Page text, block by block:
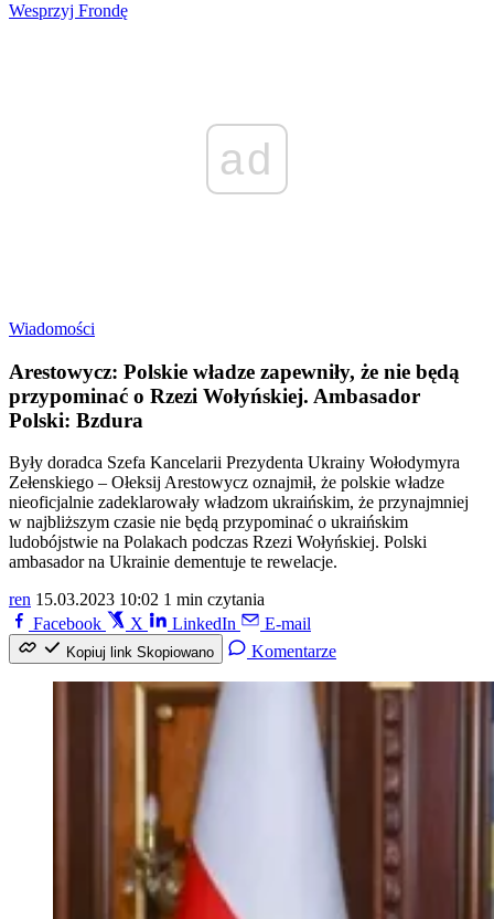
Wesprzyj Frondę
ad
Wiadomości
Arestowycz: Polskie władze zapewniły, że nie będą
przypominać o Rzezi Wołyńskiej. Ambasador
Polski: Bzdura
Były doradca Szefa Kancelarii Prezydenta Ukrainy Wołodymyra
Zełenskiego – Ołeksij Arestowycz oznajmił, że polskie władze
nieoficjalnie zadeklarowały władzom ukraińskim, że przynajmniej
w najbliższym czasie nie będą przypominać o ukraińskim
ludobójstwie na Polakach podczas Rzezi Wołyńskiej. Polski
ambasador na Ukrainie dementuje te rewelacje.
ren 15.03.2023 10:02 1 min czytania
Facebook
X LinkedIn E-mail
Kopiuj link Skopiowano Komentarze